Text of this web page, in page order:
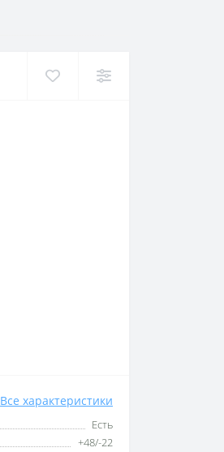
Все характеристики
Есть
+48/-22